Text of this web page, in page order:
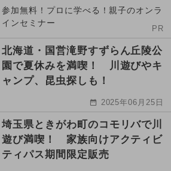
参加無料！プロに学べる！親子のオンラ
インセミナー
PR
北海道・国営滝野すずらん丘陵公
園で夏休みを満喫！ 川遊びやキ
ャンプ、昆虫探しも！
2025年06月25日
埼玉県ときがわ町のコモリバで川
遊び満喫！ 家族向けアクティビ
ティパス期間限定販売